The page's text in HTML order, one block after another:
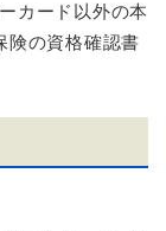
カード以外の本
険の資格確認書